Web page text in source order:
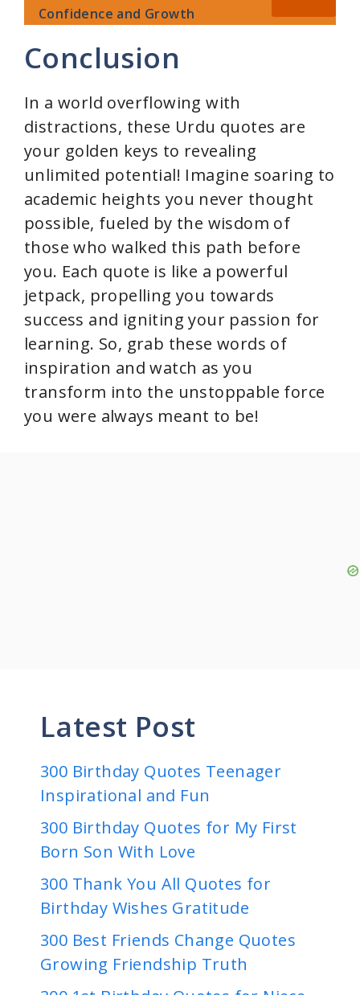
Confidence and Growth
Conclusion
In a world overflowing with
distractions, these Urdu quotes are
your golden keys to revealing
unlimited potential! Imagine soaring to
academic heights you never thought
possible, fueled by the wisdom of
those who walked this path before
you. Each quote is like a powerful
jetpack, propelling you towards
success and igniting your passion for
learning. So, grab these words of
inspiration and watch as you
transform into the unstoppable force
you were always meant to be!
Latest Post
300 Birthday Quotes Teenager
Inspirational and Fun
300 Birthday Quotes for My First
Born Son With Love
300 Thank You All Quotes for
Birthday Wishes Gratitude
300 Best Friends Change Quotes
Growing Friendship Truth